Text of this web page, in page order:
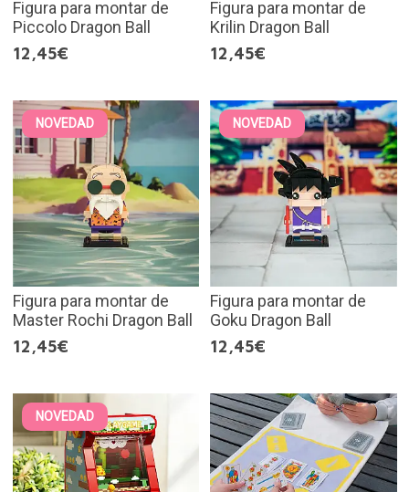
Figura para montar de
Piccolo Dragon Ball
12,45€
Figura para montar de
Krilin Dragon Ball
12,45€
NOVEDAD
Figura para montar de
Master Rochi Dragon Ball
12,45€
NOVEDAD
Figura para montar de
Goku Dragon Ball
12,45€
NOVEDAD